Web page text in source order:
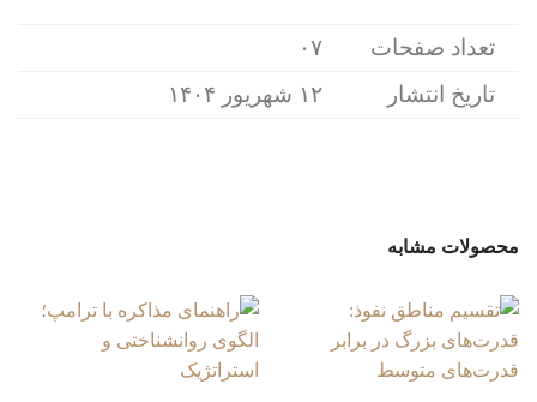
تعداد صفحات
۰۷
تاریخ انتشار
۱۲ شهریور ۱۴۰۴
محصولات مشابه